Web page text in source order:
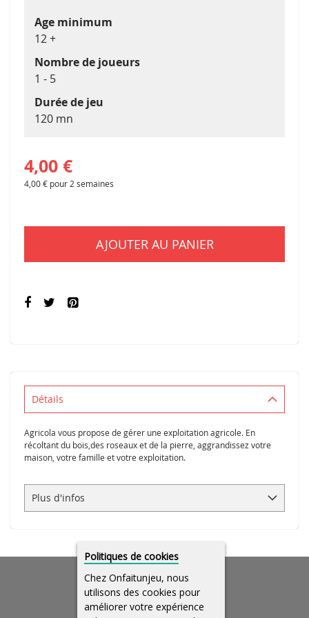
d’images
Age minimum
12 +
Nombre de joueurs
1 - 5
Durée de jeu
120 mn
4,00 €
4,00 € pour 2 semaines
AJOUTER AU PANIER
Détails
Agricola vous propose de gérer une exploitation agricole. En
récoltant du bois,des roseaux et de la pierre, aggrandissez votre
maison, votre famille et votre exploitation.
Plus d'infos
Politiques de cookies
Chez Onfaitunjeu, nous
utilisons des cookies pour
améliorer votre expérience